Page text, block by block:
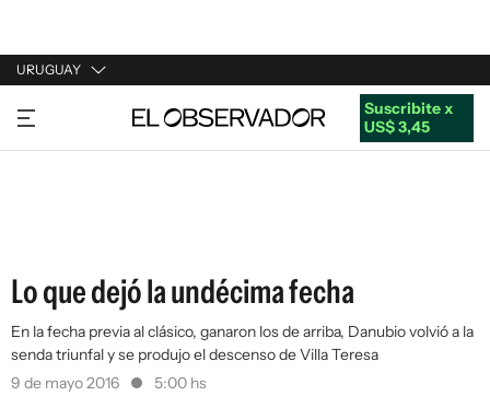
URUGUAY
URUGUAY
ARGENTINA
Suscribite x
US$ 3,45
Lo que dejó la undécima fecha
En la fecha previa al clásico, ganaron los de arriba, Danubio volvió a la
senda triunfal y se produjo el descenso de Villa Teresa
9 de mayo 2016
5:00 hs